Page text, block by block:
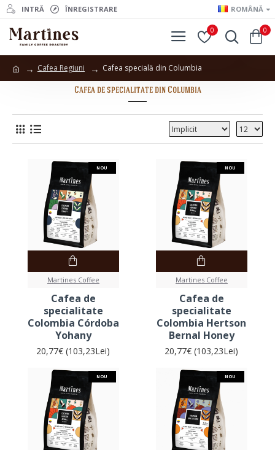
INTRĂ ÎNREGISTRARE ROMÂNĂ
0 0
Cafea Regiuni Cafea specială din Columbia
Cafea de specialitate din Columbia
NOU
Martines Coffee
Cafea de
specialitate
Colombia Córdoba
Yohany
20,77€ (103,23Lei)
NOU
Martines Coffee
Cafea de
specialitate
Colombia Hertson
Bernal Honey
20,77€ (103,23Lei)
NOU NOU